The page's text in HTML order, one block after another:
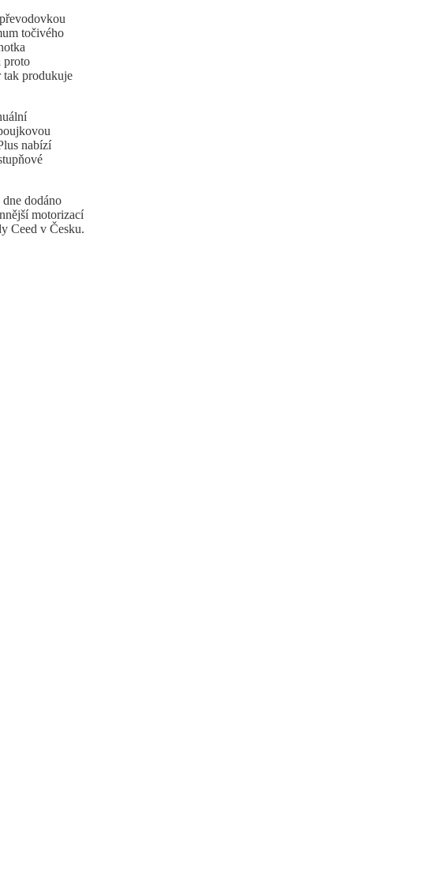
točivého
proto
tak produkuje
nabízí
dodáno
motorizací
Ceed v Česku.